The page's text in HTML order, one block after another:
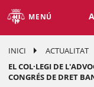
MENÚ
INICI ACTUALITAT
EL COL·LEGI DE
CONGRÉS DE DRET